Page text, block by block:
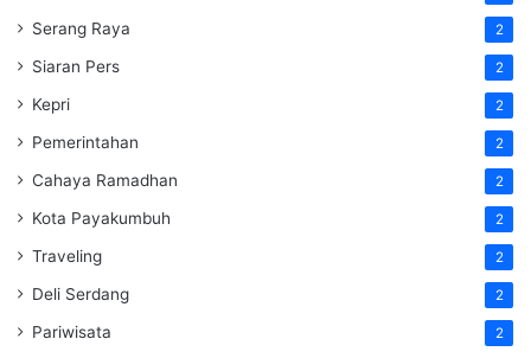
Serang Raya 2
Siaran Pers 2
Kepri 2
Pemerintahan 2
Cahaya Ramadhan 2
Kota Payakumbuh 2
Traveling 2
Deli Serdang 2
Pariwisata 2